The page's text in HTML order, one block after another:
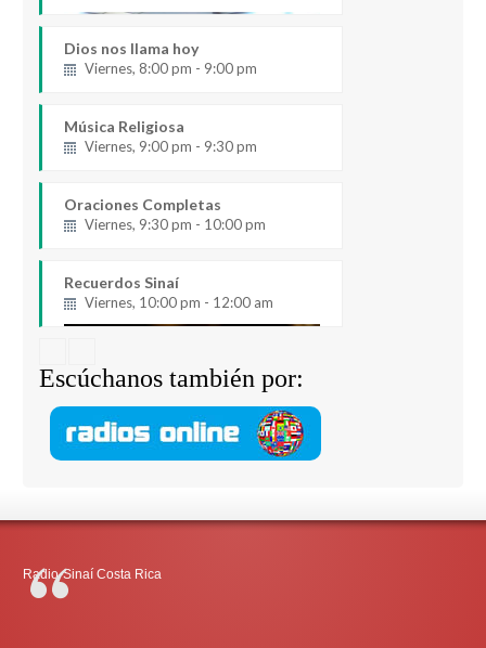
Dios nos llama hoy
Viernes, 8:00 pm - 9:00 pm
Música Religiosa
Viernes, 9:00 pm - 9:30 pm
Oraciones Completas
Viernes, 9:30 pm - 10:00 pm
Recuerdos Sinaí
Viernes, 10:00 pm - 12:00 am
Escúchanos también por:
Radio-Sinaí Costa Rica